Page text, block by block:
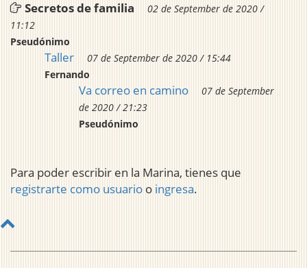
Secretos de familia
02 de September de 2020 /
11:12
Pseudónimo
Taller
07 de September de 2020 / 15:44
Fernando
Va correo en camino
07 de September
de 2020 / 21:23
Pseudónimo
Para poder escribir en la Marina, tienes que
registrarte como usuario o ingresa.